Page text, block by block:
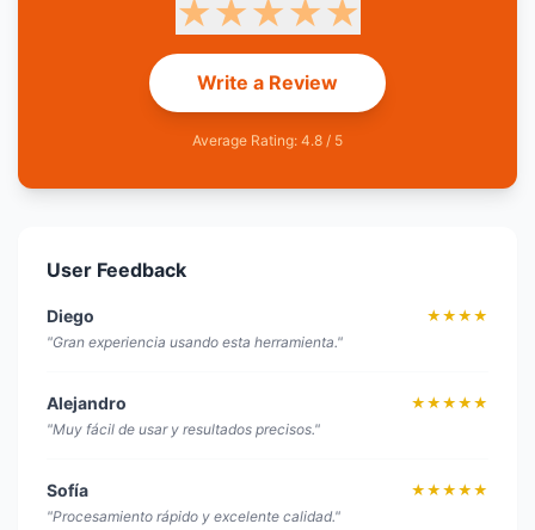
★★★★★
Write a Review
Average Rating: 4.8 / 5
User Feedback
Diego
★★★★
"Gran experiencia usando esta herramienta."
Alejandro
★★★★★
"Muy fácil de usar y resultados precisos."
Sofía
★★★★★
"Procesamiento rápido y excelente calidad."